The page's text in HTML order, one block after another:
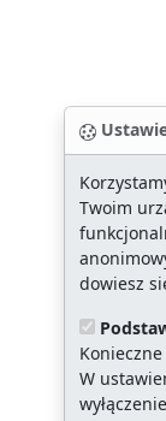
Twoim
dowiesz
W